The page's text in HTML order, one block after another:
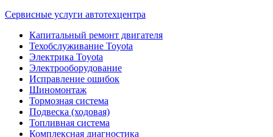
Сервисные услуги автотехцентра
Капитальный ремонт двигателя
Техобслуживание Toyota
Электрика Toyota
Электрооборудование
Исправление ошибок
Шиномонтаж
Тормозная система
Подвеска (ходовая)
Топливная система
Комплексная диагностика